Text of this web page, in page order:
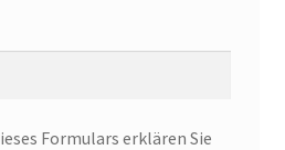
Formulars erklären Sie